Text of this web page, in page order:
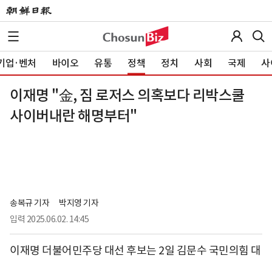
업·벤처 바이오 유통 정책 정치 사회 국제 사
이재명 "金, 짐 로저스 의혹보다 리박스쿨
사이버내란 해명부터"
송복규 기자
박지영 기자
입력 2025.06.02. 14:45
이재명 더불어민주당 대선 후보는 2일 김문수 국민의힘 대